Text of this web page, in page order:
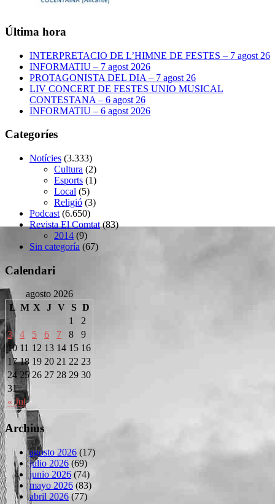
Última hora
INTERPRETACIO DE L’HIMNE DE FESTES – 7 agost 26
INFORMATIU – 7 agost 2026
PROTAGONISTA DEL DIA – 7 agost 26
LIV CONCERT DE FESTES UNIO MUSICAL
CONTESTANA – 6 agost 26
INFORMATIU – 6 agost 2026
Categoríes
Notícies (3.333)
Cultura (2)
Esports (1)
Local (5)
Religió (3)
Podcast (6.650)
Revista El Comtat(83)
2014 (9)
Sin categoría (67)
Calendari
agosto 2026
L M X J V S D
« Jul
1
2
3
4 5 6 7 8
9
10 11 12 13 14 15 16
17 18 19 20 21 22 23
24 25 26 27 28 29 30
31
Archius
agosto 2026 (17)
julio 2026 (69)
junio 2026 (74)
mayo 2026 (83)
abril 2026 (77)